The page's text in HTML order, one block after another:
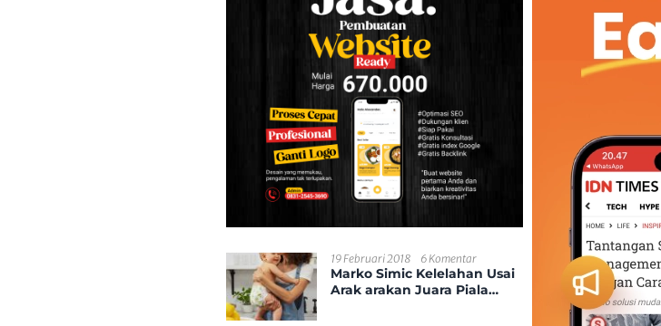
19 Februari 2018 6 Komentar
Marko Simic Kelelahan Usai
Arak arakan Juara Piala